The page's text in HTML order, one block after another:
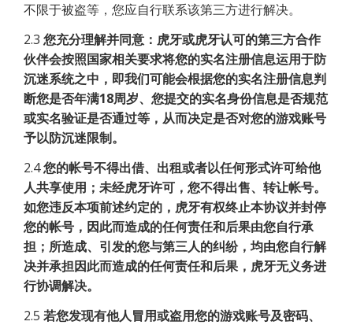
不限于被盗等，您应自行联系该第三方进行解决。
2.3 您充分理解并同意：虎牙或虎牙认可的第三方合作
伙伴会按照国家相关要求将您的实名注册信息运用于防
沉迷系统之中，即我们可能会根据您的实名注册信息判
断您是否年满18周岁、您提交的实名身份信息是否规范
或实名验证是否通过等，从而决定是否对您的游戏账号
予以防沉迷限制。
2.4您的帐号不得出借、出租或者以任何形式许可给他
人共享使用；未经虎牙许可，您不得出售、转让帐号。
如您违反本项前述约定的，虎牙有权终止本协议并封停
您的帐号，因此而造成的任何责任和后果由您自行承
担；所造成、引发的您与第三人的纠纷，均由您自行解
决并承担因此而造成的任何责任和后果，虎牙无义务进
行协调解决。
2.5 若您发现有他人冒用或盗用您的游戏账号及密码、